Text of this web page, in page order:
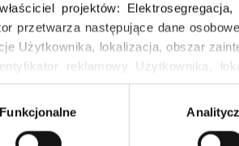
projektów:
przetwarza następujące dane
Użytkownika, lokalizacja, obszar
reklamowy Użytkownika,
kraj, miasto, język, płeć,
Funkcjonalne